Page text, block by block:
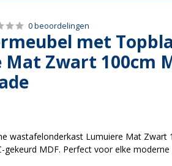
0 beoordelingen
met
Zwart 100cm
wastafelonderkast Lumuiere Mat Zwart
gekeurd MDF. Perfect voor elke moderne